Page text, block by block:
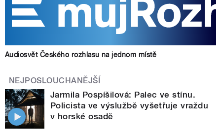
Audiosvět Českého rozhlasu na jednom místě
NEJPOSLOUCHANĚJŠÍ
Jarmila Pospíšilová: Palec ve stínu.
Policista ve výslužbě vyšetřuje vraždu
v horské osadě